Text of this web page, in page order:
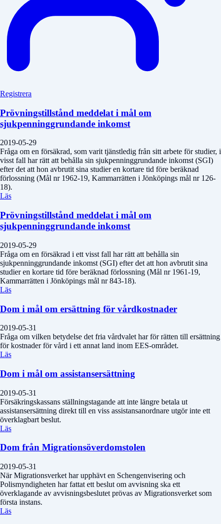
Registrera
Prövningstillstånd meddelat i mål om
sjukpenninggrundande inkomst
2019-05-29
Fråga om en försäkrad, som varit tjänstledig från sitt arbete för studier, i
visst fall har rätt att behålla sin sjukpenninggrundande inkomst (SGI)
efter det att hon avbrutit sina studier en kortare tid före beräknad
förlossning (Mål nr 1962-19, Kammarrätten i Jönköpings mål nr 126-
18).
Läs
Prövningstillstånd meddelat i mål om
sjukpenninggrundande inkomst
2019-05-29
Fråga om en försäkrad i ett visst fall har rätt att behålla sin
sjukpenninggrundande inkomst (SGI) efter det att hon avbrutit sina
studier en kortare tid före beräknad förlossning (Mål nr 1961-19,
Kammarrätten i Jönköpings mål nr 843-18).
Läs
Dom i mål om ersättning för vårdkostnader
2019-05-31
Fråga om vilken betydelse det fria vårdvalet har för rätten till ersättning
för kostnader för vård i ett annat land inom EES-området.
Läs
Dom i mål om assistansersättning
2019-05-31
Försäkringskassans ställningstagande att inte längre betala ut
assistansersättning direkt till en viss assistansanordnare utgör inte ett
överklagbart beslut.
Läs
Dom från Migrationsöverdomstolen
2019-05-31
När Migrationsverket har upphävt en Schengenvisering och
Polismyndigheten har fattat ett beslut om avvisning ska ett
överklagande av avvisningsbeslutet prövas av Migrationsverket som
första instans.
Läs